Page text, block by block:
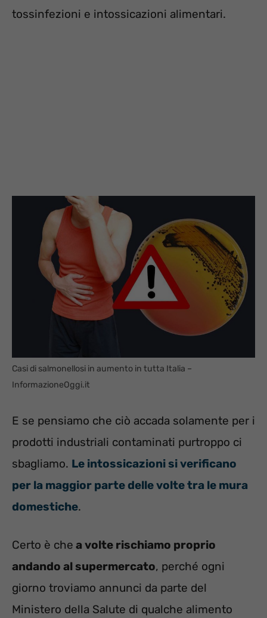
tossinfezioni e intossicazioni alimentari.
Casi di salmonellosi in aumento in tutta Italia –
InformazioneOggi.it
E se pensiamo che ciò accada solamente per i
prodotti industriali contaminati purtroppo ci
sbagliamo. Le intossicazioni si verificano
per la maggior parte delle volte tra le mura
domestiche.
Certo è che a volte rischiamo proprio
andando al supermercato, perché ogni
giorno troviamo annunci da parte del
Ministero della Salute di qualche alimento